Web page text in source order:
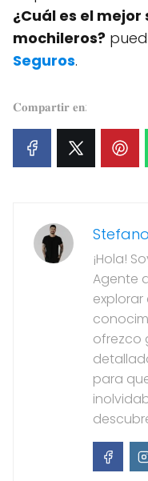
¿Cuál es el
mochileros?
Seguros.
𝐂𝐨𝐦𝐩𝐚𝐫𝐭𝐢𝐫 𝐞𝐧:
¡Hola!
Agente
ofrezco
para